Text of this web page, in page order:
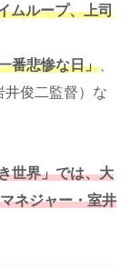
ムループ、上司
番悲惨な日」、
井俊二監督）な
世界」では、大
ネジャー・室井